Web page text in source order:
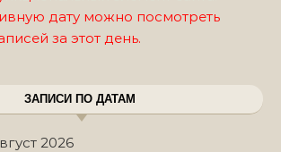
дату можно посмотреть
за этот день.
ЗАПИСИ ПО ДАТАМ
2026